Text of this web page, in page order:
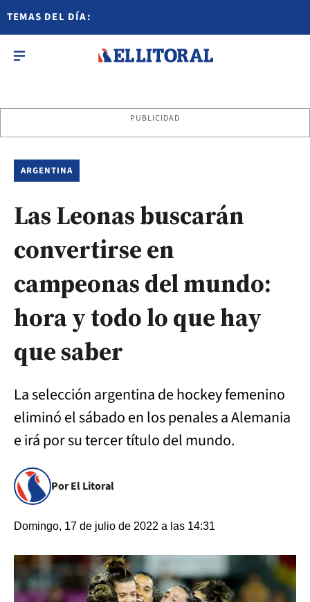
TEMAS DEL DÍA:
PUBLICIDAD
ARGENTINA
Las Leonas buscarán
convertirse en
campeonas del mundo:
hora y todo lo que hay
que saber
La selección argentina de hockey femenino
eliminó el sábado en los penales a Alemania
e irá por su tercer título del mundo.
Por El Litoral
Domingo, 17 de julio de 2022 a las 14:31